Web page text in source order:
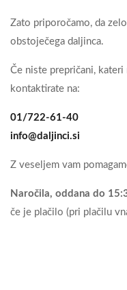
Zato priporočamo, da
obstoječega daljinca.
Če niste prepričani,
kontaktirate na:
01/722-61-40
info@daljinci.si
Z veseljem vam
Naročila, oddana do
če je plačilo (pri plačilu